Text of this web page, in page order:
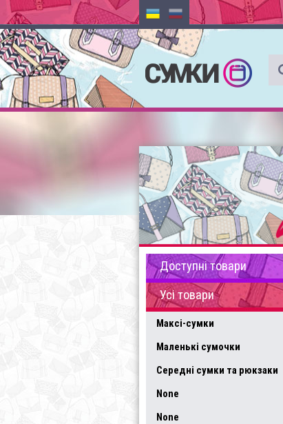
Доступні товари
Усі товари
Максі-сумки
Маленькі сумочки
Середні сумки та рюкзаки
None
None